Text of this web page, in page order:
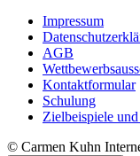
Impressum
AGB
Kontaktformular
Schulung
Zielbeispiele
© Carmen Kuhn